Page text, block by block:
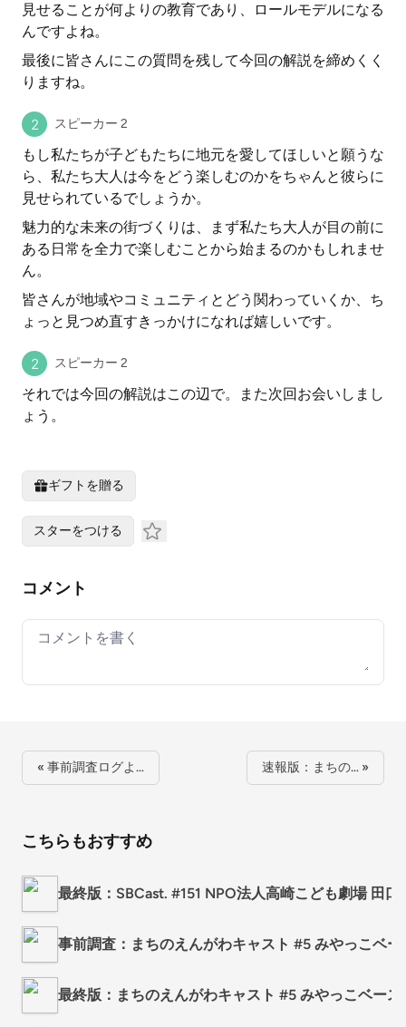
見せることが何よりの教育であり、ロールモデルになる
んですよね。
最後に皆さんにこの質問を残して今回の解説を締めくく
りますね。
スピーカー 2
もし私たちが子どもたちに地元を愛してほしいと願うな
ら、私たち大人は今をどう楽しむのかをちゃんと彼らに
見せられているでしょうか。
魅力的な未来の街づくりは、まず私たち大人が目の前に
ある日常を全力で楽しむことから始まるのかもしれませ
ん。
皆さんが地域やコミュニティとどう関わっていくか、ち
ょっと見つめ直すきっかけになれば嬉しいです。
スピーカー 2
それでは今回の解説はこの辺で。また次回お会いしまし
ょう。
ギフトを贈る
スターをつける
コメント
Your comment
« 事前調査ログよ… 速報版：まちの… »
こちらもおすすめ
最終版：SBCast. #151 NPO法人高崎こども劇場 田
事前調査：まちのえんがわキャスト #5 みやっこベ
最終版：まちのえんがわキャスト #5 みやっこベー